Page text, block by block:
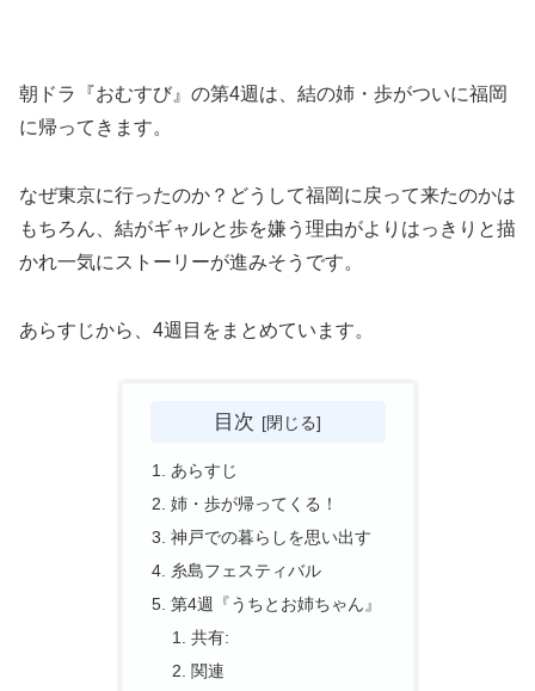
朝ドラ『おむすび』の第4週は、結の姉・歩がついに福岡
に帰ってきます。
なぜ東京に行ったのか？どうして福岡に戻って来たのかは
もちろん、結がギャルと歩を嫌う理由がよりはっきりと描
かれ一気にストーリーが進みそうです。
あらすじから、4週目をまとめています。
目次
あらすじ
姉・歩が帰ってくる！
神戸での暮らしを思い出す
糸島フェスティバル
第4週『うちとお姉ちゃん』
共有:
関連